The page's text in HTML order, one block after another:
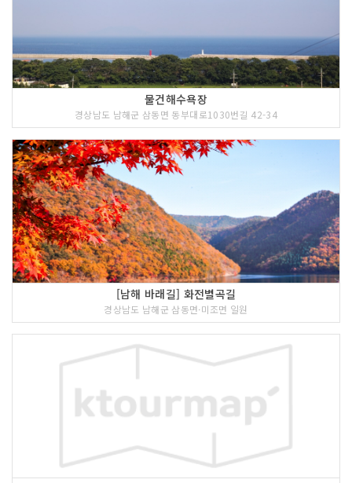
물건해수욕장
경상남도 남해군 삼동면 동부대로1030번길 42-34
[남해 바래길] 화전별곡길
경상남도 남해군 삼동면·미조면 일원